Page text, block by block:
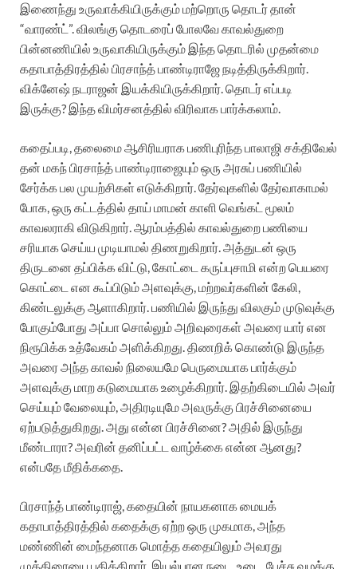
இணைந்து உருவாக்கியிருக்கும் மற்றொரு தொடர் தான்
“வாரண்ட்”. விலங்கு தொடரைப் போலவே காவல்துறை
பின்னணியில் உருவாகியிருக்கும் இந்த தொடரில் முதன்மை
கதாபாத்திரத்தில் பிரசாந்த் பாண்டிராஜே நடித்திருக்கிறார்.
விக்னேஷ் நடராஜன் இயக்கியிருக்கிறார். தொடர் எப்படி
இருக்கு? இந்த விமர்சனத்தில் விரிவாக பார்க்கலாம்.
கதைப்படி, தலைமை ஆசிரியராக பணிபுரிந்த பாலாஜி சக்திவேல்
தன் மகந் பிரசாந்த் பாண்டிராஜையும் ஒரு அரசுப் பணியில்
சேர்க்க பல முயற்சிகள் எடுக்கிறார். தேர்வுகளில் தேர்வாகாமல்
போக, ஒரு கட்டத்தில் தாய் மாமன் காளி வெங்கட் மூலம்
காவலராகி விடுகிறார். ஆரம்பத்தில் காவல்துறை பணியை
சரியாக செய்ய முடியாமல் திணறுகிறார். அத்துடன் ஒரு
திருடனை தப்பிக்க விட்டு, கோட்டை கருப்புசாமி என்ற பெயரை
கொட்டை என கூப்பிடும் அளவுக்கு, மற்றவர்களின் கேலி,
கிண்டலுக்கு ஆளாகிறார். பணியில் இருந்து விலகும் முடுவுக்கு
போகும்போது அப்பா சொல்லும் அறிவுரைகள் அவரை யார் என
நிரூபிக்க உத்வேகம் அளிக்கிறது. திணறிக் கொண்டு இருந்த
அவரை அந்த காவல் நிலையமே பெருமையாக பார்க்கும்
அளவுக்கு மாற கடுமையாக உழைக்கிறார். இதற்கிடையில் அவர்
செய்யும் வேலையும், அதிரடியுமே அவருக்கு பிரச்சினையை
ஏற்படுத்துகிறது. அது என்ன பிரச்சினை? அதில் இருந்து
மீண்டாரா? அவரின் தனிப்பட்ட வாழ்க்கை என்ன ஆனது?
என்பதே மீதிக்கதை.
பிரசாந்த் பாண்டிராஜ், கதையின் நாயகனாக மையக்
கதாபாத்திரத்தில் கதைக்கு ஏற்ற ஒரு முகமாக, அந்த
மண்ணின் மைந்தனாக மொத்த கதையிலும் அவரது
முத்திரையை பதிக்கிறார். இயல்பான நடை, உடை, பேச்சு வழக்கு